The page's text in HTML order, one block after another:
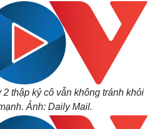
thập kỷ cô vẫn không tránh khỏi
Ảnh: Daily Mail.